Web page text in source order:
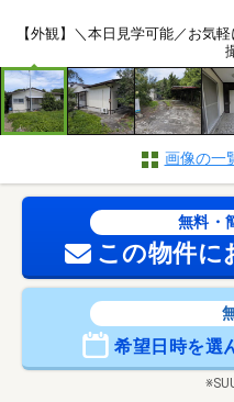
【外観】＼本日見学可能／お気
画像の一
無料・
この物件に
希望日時を選